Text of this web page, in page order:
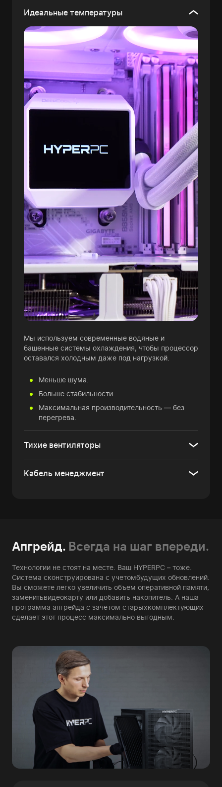
Идеальные температуры
Мы используем современные водяные и
башенные системы охлаждения, чтобы процессор
оставался холодным даже под нагрузкой.
Меньше шума.
Больше стабильности.
Максимальная производительность — без
перегрева.
Тихие вентиляторы
Кабель менеджмент
Апгрейд. Всегда на шаг впереди.
Технологии не стоят на месте. Ваш HYPERPC – тоже.
Система сконструирована с учетомбудущих обновлений.
Вы сможете легко увеличить объем оперативной памяти,
заменитьвидеокарту или добавить накопитель. А наша
программа апгрейда с зачетом старыхкомплектующих
сделает этот процесс максимально выгодным.